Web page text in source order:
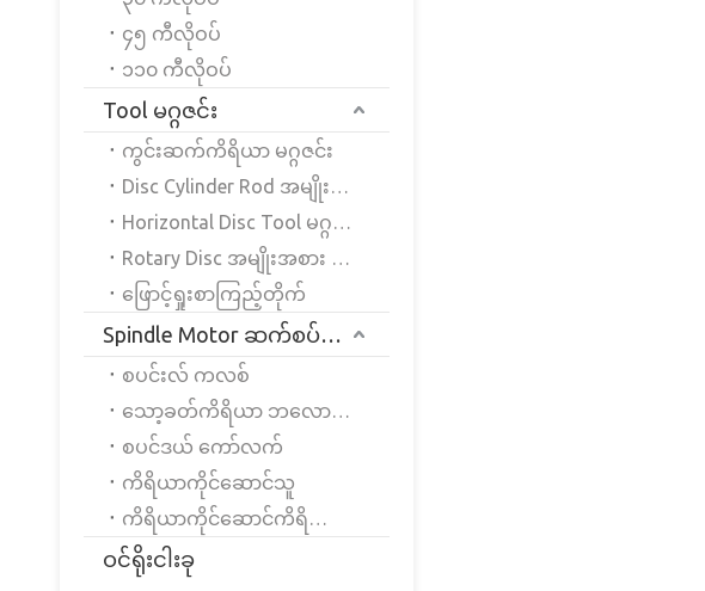
၄၅ ကီလိုဝပ်
၁၁၀ ကီလိုဝပ်
Tool မဂ္ဂဇင်း
ကွင်းဆက်ကိရိယာ မဂ္ဂဇင်း
Disc Cylinder Rod အမျိုးအစား Servo Tool မဂ္ဂဇင်း
Horizontal Disc Tool မဂ္ဂဇင်း
Rotary Disc အမျိုးအစား Servo Tool မဂ္ဂဇင်း
ဖြောင့်ရှုးစာကြည့်တိုက်
Spindle Motor ဆက်စပ်ပစ္စည်းများ
စပင်းလ် ကလစ်
သော့ခတ်ကိရိယာ ဘလောက်စ်ထိုင်ခုံ
စပင်ဒယ် ကော်လက်
ကိရိယာကိုင်ဆောင်သူ
ကိရိယာကိုင်ဆောင်ကိရိယာ ညှပ်
ဝင်ရိုးငါးခု